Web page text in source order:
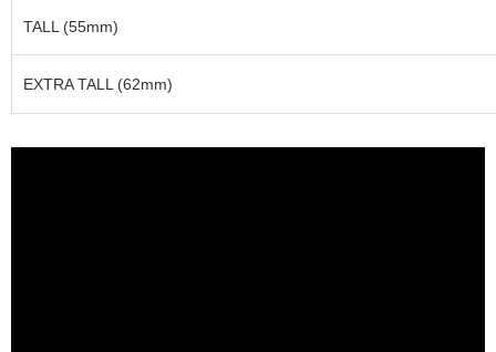
TALL (55mm)
EXTRA TALL (62mm)